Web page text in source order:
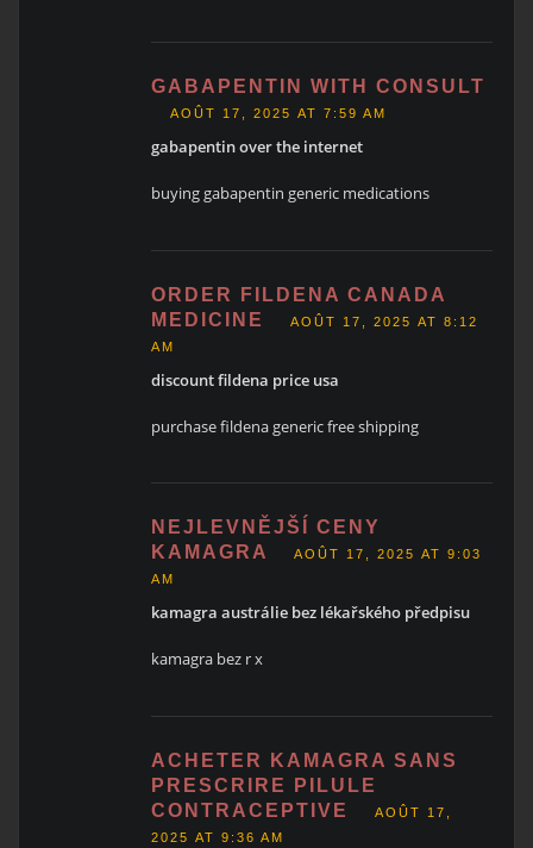
GABAPENTIN WITH CONSULT
AOÛT 17, 2025 AT 7:59 AM
gabapentin over the internet
buying gabapentin generic medications
ORDER FILDENA CANADA
MEDICINE
AOÛT 17, 2025 AT 8:12
AM
discount fildena price usa
purchase fildena generic free shipping
NEJLEVNĚJŠÍ CENY
KAMAGRA
AOÛT 17, 2025 AT 9:03
AM
kamagra austrálie bez lékařského předpisu
kamagra bez r x
ACHETER KAMAGRA SANS
PRESCRIRE PILULE
CONTRACEPTIVE
AOÛT 17,
2025 AT 9:36 AM